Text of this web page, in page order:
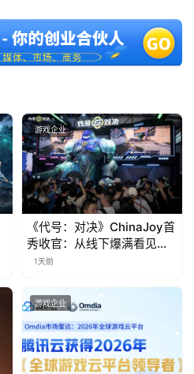
游戏企业
《代号：对决》ChinaJoy首
秀收官：从线下爆满看见玩
家的真实期待
1天前
游戏企业